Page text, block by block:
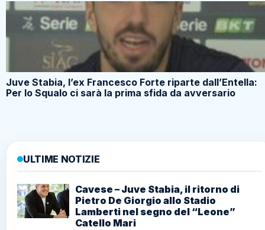
Juve Stabia, l’ex Francesco Forte riparte dall’Entella:
Per lo Squalo ci sarà la prima sfida da avversario
ULTIME NOTIZIE
Cavese – Juve Stabia, il ritorno di
Pietro De Giorgio allo Stadio
Lamberti nel segno del “Leone”
Catello Mari